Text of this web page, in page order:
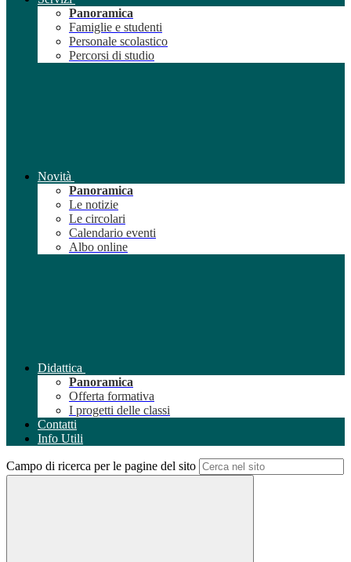
Panoramica
Famiglie e studenti
Personale scolastico
Percorsi di studio
Novità
Panoramica
Le notizie
Le circolari
Calendario eventi
Albo online
Didattica
Panoramica
Offerta formativa
I progetti delle classi
Contatti
Info Utili
Campo di ricerca per le pagine del sito